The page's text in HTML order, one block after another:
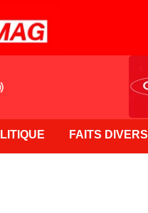
FAITS DIVERS